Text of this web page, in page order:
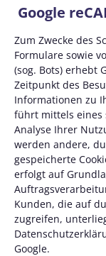
Google
Zum Zwecke des
Formulare sowie
(sog. Bots) erhebt
Zeitpunkt des
Informationen zu
führt mittels eines
Analyse Ihrer
werden andere,
gespeicherte
erfolgt auf
Kunden, die auf
zugreifen,
Google.